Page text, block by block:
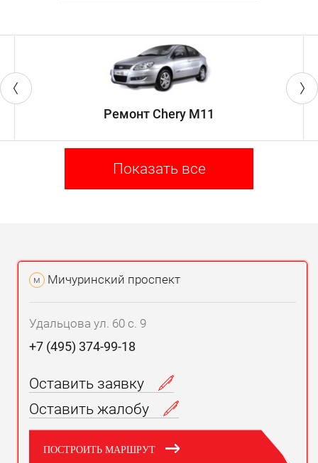
Ремонт Chery M11
Показать все
м Мичуринский проспект
Удальцова ул. 60 с. 9
+7 (495) 374-99-18
Оставить заявку
Оставить жалобу
ПОСТРОИТЬ МАРШРУТ